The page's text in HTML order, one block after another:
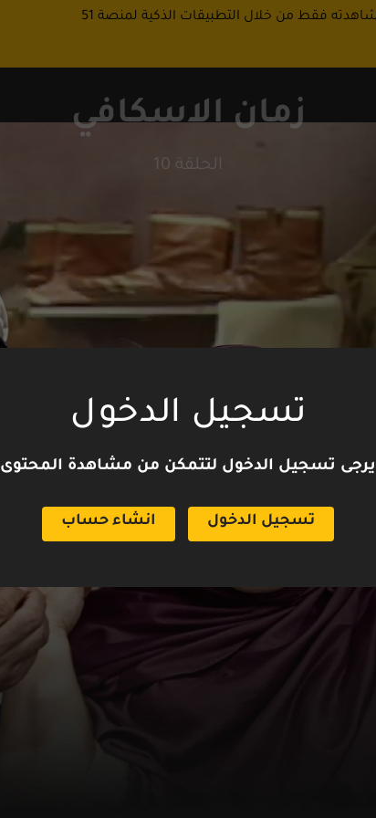
زمان الاسكافي
الحلقة 10
فقط من خلال التطبيقات الذكية لمنصة 51
تسجيل الدخول
يرجى تسجيل الدخول لتتمكن من مشاهدة المحتوى
تسجيل الدخول انشاء حساب